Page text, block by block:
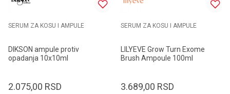
SERUM ZA KOSU I AMPULE
DIKSON ampule protiv
opadanja 10x10ml
2.075,00 RSD
SERUM ZA KOSU I AMPULE
LILYEVE Grow Turn Exome
Brush Ampoule 100ml
3.689,00 RSD